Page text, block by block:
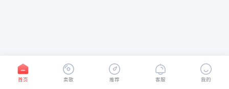
首页 卖歌 推荐 客服 我的